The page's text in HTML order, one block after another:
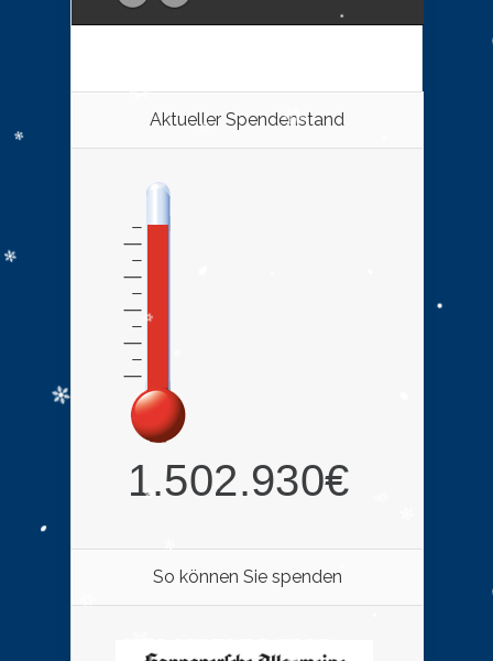
Aktueller Spendenstand
So können Sie spenden